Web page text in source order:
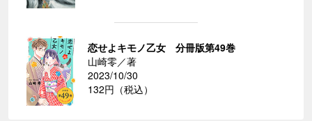
恋せよキモノ乙女 分冊版第49巻
山崎零／著
2023/10/30
132円（税込）